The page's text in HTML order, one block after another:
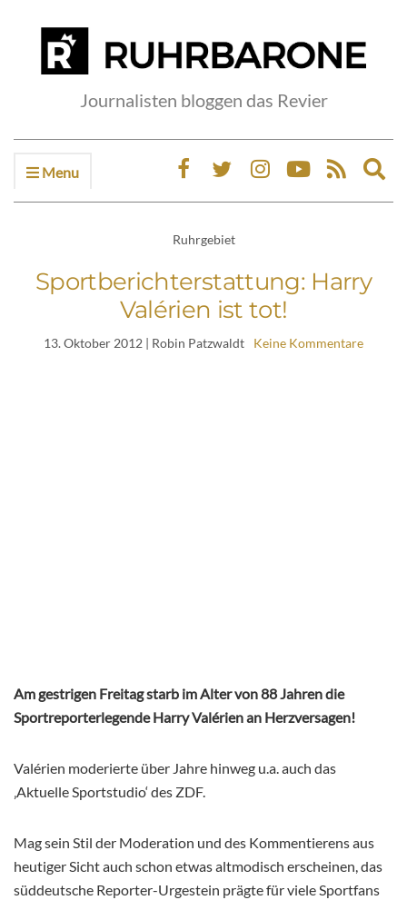
Journalisten bloggen das Revier
Menu
Ruhrgebiet
Sportberichterstattung: Harry
Valérien ist tot!
13. Oktober 2012 | Robin Patzwaldt Keine Kommentare
Am gestrigen Freitag starb im Alter von 88 Jahren die
Sportreporterlegende Harry Valérien an Herzversagen!
Valérien moderierte über Jahre hinweg u.a. auch das
‚Aktuelle Sportstudio‘ des ZDF.
Mag sein Stil der Moderation und des Kommentierens aus
heutiger Sicht auch schon etwas altmodisch erscheinen, das
süddeutsche Reporter-Urgestein prägte für viele Sportfans